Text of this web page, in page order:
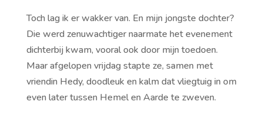
Toch lag ik er wakker van. En mijn jongste dochter?
Die werd zenuwachtiger naarmate het evenement
dichterbij kwam, vooral ook door mijn toedoen.
Maar afgelopen vrijdag stapte ze, samen met
vriendin Hedy, doodleuk en kalm dat vliegtuig in om
even later tussen Hemel en Aarde te zweven.